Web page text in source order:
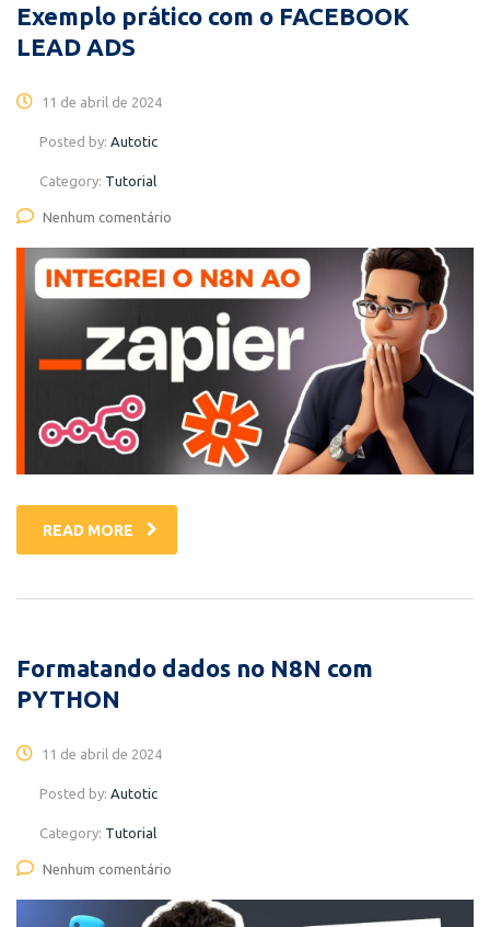
Exemplo prático com o FACEBOOK
LEAD ADS
11 de abril de 2024
Posted by: Autotic
Category: Tutorial
Nenhum comentário
READ MORE
Formatando dados no N8N com
PYTHON
11 de abril de 2024
Posted by: Autotic
Category: Tutorial
Nenhum comentário